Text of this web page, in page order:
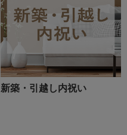
新築・引越し内祝い